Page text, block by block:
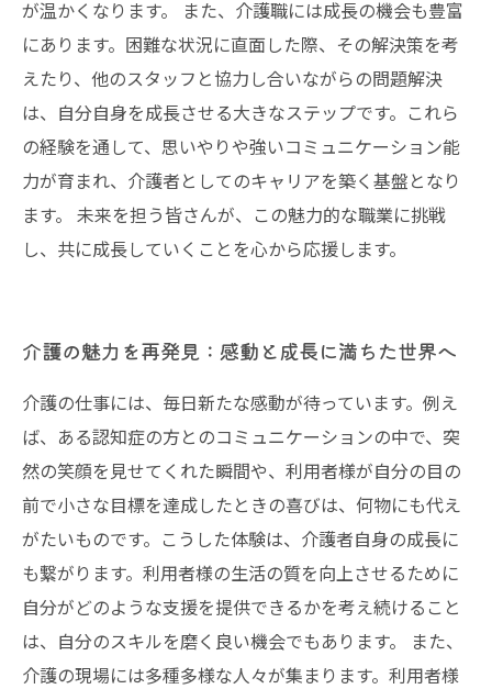
が温かくなります。 また、介護職には成長の機会も豊富
にあります。困難な状況に直面した際、その解決策を考
えたり、他のスタッフと協力し合いながらの問題解決
は、自分自身を成長させる大きなステップです。これら
の経験を通して、思いやりや強いコミュニケーション能
力が育まれ、介護者としてのキャリアを築く基盤となり
ます。 未来を担う皆さんが、この魅力的な職業に挑戦
し、共に成長していくことを心から応援します。
介護の魅力を再発見：感動と成長に満ちた世界へ
介護の仕事には、毎日新たな感動が待っています。例え
ば、ある認知症の方とのコミュニケーションの中で、突
然の笑顔を見せてくれた瞬間や、利用者様が自分の目の
前で小さな目標を達成したときの喜びは、何物にも代え
がたいものです。こうした体験は、介護者自身の成長に
も繋がります。利用者様の生活の質を向上させるために
自分がどのような支援を提供できるかを考え続けること
は、自分のスキルを磨く良い機会でもあります。 また、
介護の現場には多種多様な人々が集まります。利用者様